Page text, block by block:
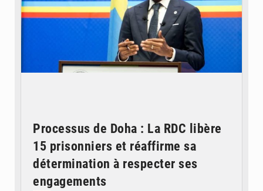
Processus de Doha : La RDC libère
15 prisonniers et réaffirme sa
détermination à respecter ses
engagements